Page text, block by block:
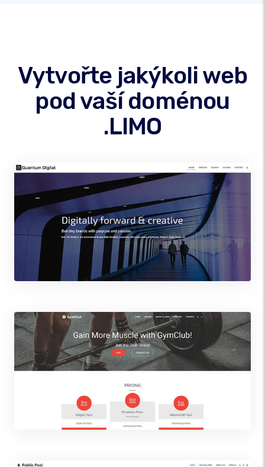
Vytvořte jakýkoli web
pod vaší doménou
.LIMO